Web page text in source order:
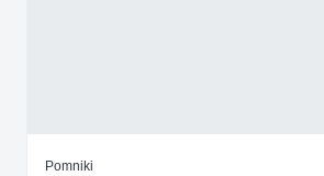
Pomniki